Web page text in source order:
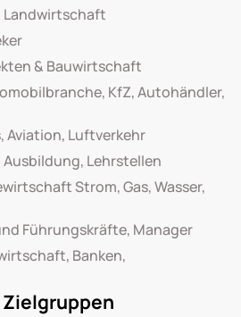
Landwirtschaft
& Bauwirtschaft
KfZ, Autohändler,
Aviation, Luftverkehr
Lehrstellen
Strom, Gas, Wasser,
Führungskräfte, Manager
Banken,